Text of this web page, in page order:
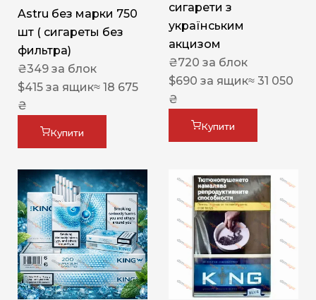
Astru без марки 750
шт ( сигареты без
фильтра)
₴349 за блок
$415 за ящик≈ 18 675
₴
Купити
сигарети з
українським
акцизом
₴720 за блок
$690 за ящик≈ 31 050
₴
Купити